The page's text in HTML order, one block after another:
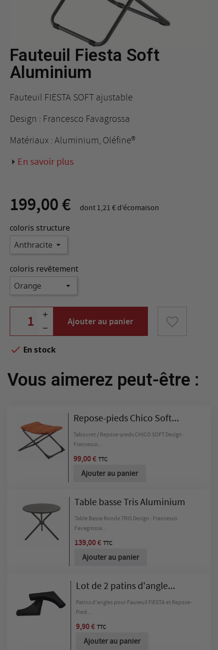
Fauteuil Fiesta Soft
Aluminium
Fauteuil FIESTA SOFT ajustable
Design : Francesco Favagrossa
Matériaux : Aluminium, Oléfine®
En savoir plus
199,00 € dont 1,21 € d’écomaison
coloris structure
coloris revêtement
Ajouter au panier favorite_border
 En stock
Vous aimerez peut-être :
Repose-pieds Chico Soft...
Tabouret / Repose-pieds CHICO SOFT Design :
Francesco...
99,00 € TTC
Ajouter au panier
Table basse Tris Aluminium
Table Basse Ronde TRIS Design : Francesco
Favagrossa...
139,00 € TTC
Ajouter au panier
Lot de 2 patins d'angle...
Patins d'angles pour Fauteuil FIESTA et Repose-
Pied...
9,90 € TTC
Ajouter au panier